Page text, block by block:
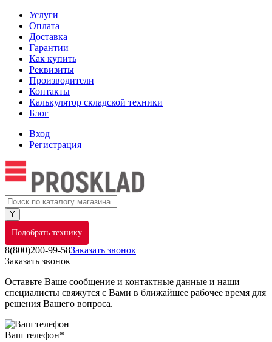
Услуги
Оплата
Доставка
Гарантии
Как купить
Реквизиты
Производители
Контакты
Калькулятор складской техники
Блог
Вход
Регистрация
Подобрать технику
8(800)200-99-58Заказать звонок
Заказать звонок
Оставьте Ваше сообщение и контактные данные и наши
специалисты свяжутся с Вами в ближайшее рабочее время для
решения Вашего вопроса.
Ваш телефон*